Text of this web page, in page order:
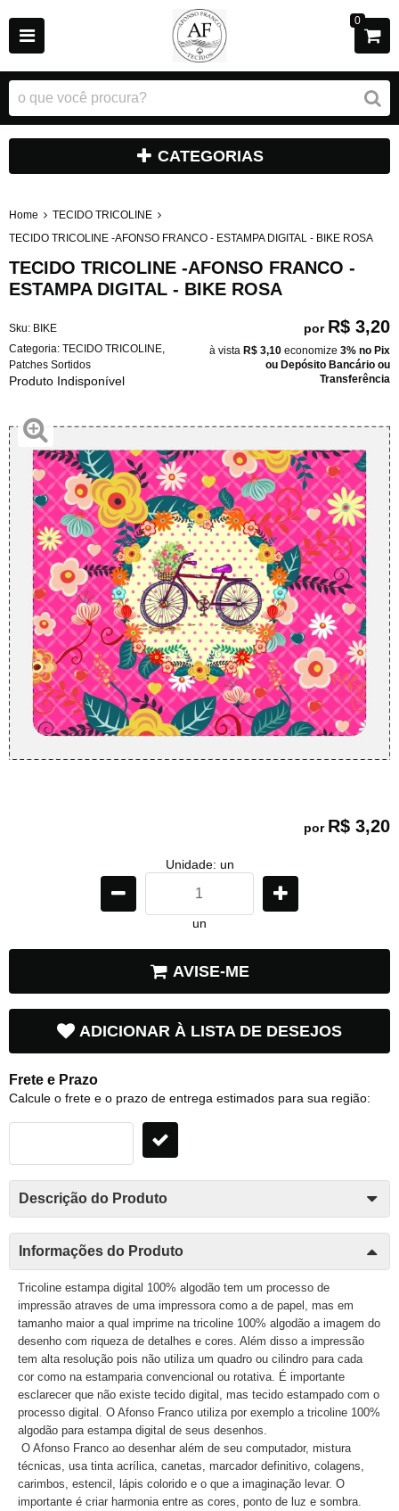
0
CATEGORIAS
Home
TECIDO TRICOLINE
TECIDO TRICOLINE -AFONSO FRANCO - ESTAMPA DIGITAL - BIKE ROSA
TECIDO TRICOLINE -AFONSO FRANCO -
ESTAMPA DIGITAL - BIKE ROSA
Sku: BIKE
Categoria: TECIDO TRICOLINE
Patches Sortidos
Produto Indisponível
por R$ 3,20
à vista R$ 3,10 economize 3% no Pix
ou Depósito Bancário ou
Transferência
por R$ 3,20
Unidade: un
un
AVISE-ME
ADICIONAR À LISTA DE DESEJOS
Frete e Prazo
Calcule o frete e o prazo de entrega estimados para sua região:
Descrição do Produto
Informações do Produto
Tricoline estampa digital 100% algodão tem um processo de
impressão atraves de uma impressora como a de papel, mas em
tamanho maior a qual imprime na tricoline 100% algodão a imagem do
desenho com riqueza de detalhes e cores. Além disso a impressão
tem alta resolução pois não utiliza um quadro ou cilindro para cada
cor como na estamparia convencional ou rotativa. É importante
esclarecer que não existe tecido digital, mas tecido estampado com o
processo digital. O Afonso Franco utiliza por exemplo a tricoline 100%
algodão para estampa digital de seus desenhos.
O Afonso Franco ao desenhar além de seu computador, mistura
técnicas, usa tinta acrílica, canetas, marcador definitivo, colagens,
carimbos, estencil, lápis colorido e o que a imaginação levar. O
importante é criar harmonia entre as cores, ponto de luz e sombra.